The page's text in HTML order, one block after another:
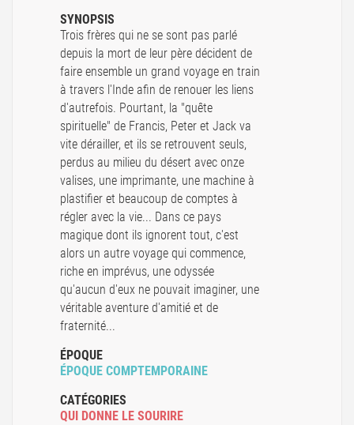
SYNOPSIS
Trois frères qui ne se sont pas parlé
depuis la mort de leur père décident de
faire ensemble un grand voyage en train
à travers l'Inde afin de renouer les liens
d'autrefois. Pourtant, la "quête
spirituelle" de Francis, Peter et Jack va
vite dérailler, et ils se retrouvent seuls,
perdus au milieu du désert avec onze
valises, une imprimante, une machine à
plastifier et beaucoup de comptes à
régler avec la vie... Dans ce pays
magique dont ils ignorent tout, c'est
alors un autre voyage qui commence,
riche en imprévus, une odyssée
qu'aucun d'eux ne pouvait imaginer, une
véritable aventure d'amitié et de
fraternité...
ÉPOQUE
ÉPOQUE COMPTEMPORAINE
CATÉGORIES
QUI DONNE LE SOURIRE